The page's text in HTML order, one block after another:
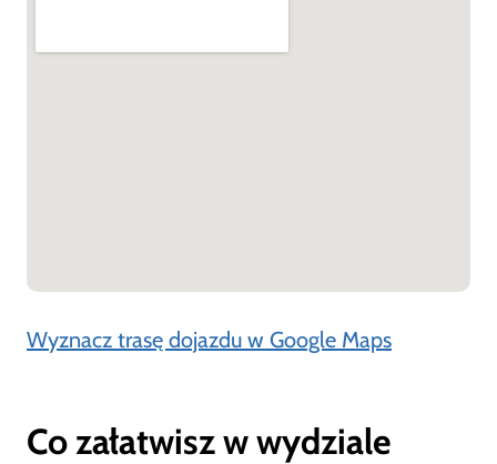
Wyznacz trasę dojazdu w Google Maps
Co załatwisz w wydziale